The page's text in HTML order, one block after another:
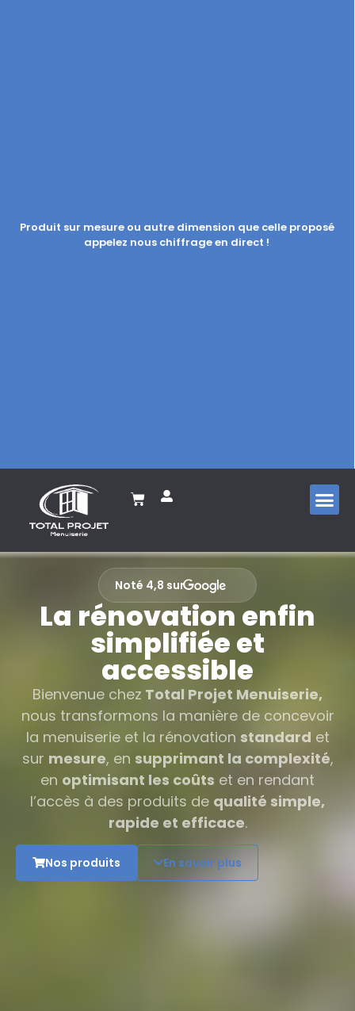
Produit sur mesure ou autre dimension que celle proposé
appelez nous chiffrage en direct !
Noté 4,8 sur
La rénovation enfin
simplifiée et
accessible
Bienvenue chez Total Projet Menuiserie,
nous transformons la manière de concevoir
la menuiserie et la rénovation standard et
sur mesure, en supprimant la complexité,
en optimisant les coûts et en rendant
l’accès à des produits de qualité simple,
rapide et efficace.
Nos produits En savoir plus